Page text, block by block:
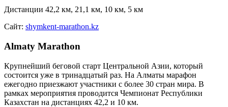
Дистанции 42,2 км, 21,1 км, 10 км, 5 км
Сайт: shymkent-marathon.kz
Almaty Marathon
Крупнейший беговой старт Центральной Азии, который
состоится уже в тринадцатый раз. На Алматы марафон
ежегодно приезжают участники с более 30 стран мира. В
рамках мероприятия проводится Чемпионат Республики
Казахстан на дистанциях 42,2 и 10 км.